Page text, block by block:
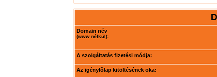
Domain név
(www nélkül):
A szolgáltatás fizetési módja:
Az igénylőlap kitöltésének oka: